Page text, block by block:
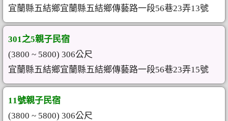
宜蘭縣五結鄉宜蘭縣五結鄉傳藝路一段56巷23弄13號
301之5親子民宿
(3800 ~ 5800) 306公尺
宜蘭縣五結鄉宜蘭縣五結鄉傳藝路一段56巷23弄15號
11號親子民宿
(3800 ~ 5800) 306公尺